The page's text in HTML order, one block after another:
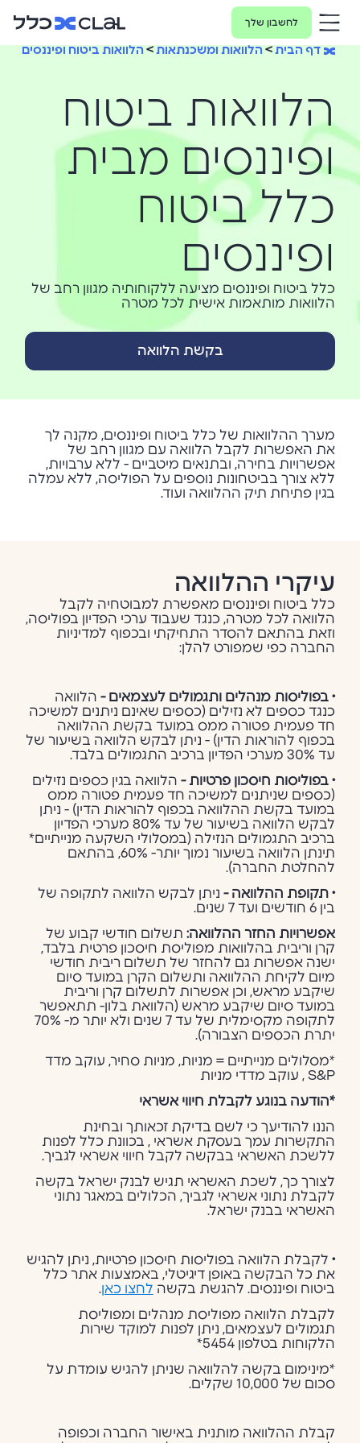
לחשבון שלך
דף הבית> הלוואות ומשכנתאות> הלוואות ביטוח ופיננסים
הלוואות ביטוח
ופיננסים מבית
כלל ביטוח
ופיננסים
כלל ביטוח ופיננסים מציעה ללקוחותיה מגוון רחב של
הלוואות מותאמות אישית לכל מטרה
בקשת הלוואה
מערך ההלוואות של כלל ביטוח ופיננסים, מקנה לך
את האפשרות לקבל הלוואה עם מגוון רחב של
אפשרויות בחירה, ובתנאים מיטביים - ללא ערבויות,
ללא צורך בביטחונות נוספים על הפוליסה, ללא עמלה
בגין פתיחת תיק ההלוואה ועוד.
עיקרי ההלוואה
כלל ביטוח ופיננסים מאפשרת למבוטחיה לקבל
הלוואה לכל מטרה, כנגד שעבוד ערכי הפדיון בפוליסה,
וזאת בהתאם להסדר התחיקתי ובכפוף למדיניות
החברה כפי שמפורט להלן:
• בפוליסות מנהלים ותגמולים לעצמאים - הלוואה
כנגד כספים לא נזילים (כספים שאינם ניתנים למשיכה
חד פעמית פטורה ממס במועד בקשת ההלוואה
בכפוף להוראות הדין) - ניתן לבקש הלוואה בשיעור של
עד 30% מערכי הפדיון ברכיב התגמולים בלבד.
• בפוליסות חיסכון פרטיות - הלוואה בגין כספים נזילים
(כספים שניתנים למשיכה חד פעמית פטורה ממס
במועד בקשת ההלוואה בכפוף להוראות הדין) - ניתן
לבקש הלוואה בשיעור של עד 80% מערכי הפדיון
ברכיב התגמולים הנזילה (במסלולי השקעה מנייתיים*
תינתן הלוואה בשיעור נמוך יותר- 60%, בהתאם
להחלטת החברה).
• תקופת ההלוואה - ניתן לבקש הלוואה לתקופה של
בין 6 חודשים ועד 7 שנים.
אפשרויות החזר ההלוואה: תשלום חודשי קבוע של
קרן וריבית בהלוואות מפוליסת חיסכון פרטית בלבד,
ישנה אפשרות גם להחזר של תשלום ריבית חודשי
מיום לקיחת ההלוואה ותשלום הקרן במועד סיום
שיקבע מראש, וכן אפשרות לתשלום קרן וריבית
במועד סיום שיקבע מראש (הלוואת בלון- תתאפשר
לתקופה מקסימלית של עד 7 שנים ולא יותר מ- 70%
יתרת הכספים הצבורה).
*מסלולים מנייתיים = מניות, מניות סחיר, עוקב מדד
S&P , עוקב מדדי מניות
*הודעה בנוגע לקבלת חיווי אשראי
הננו להודיעך כי לשם בדיקת זכאותך ובחינת
התקשרות עמך בעסקת אשראי , בכוונת כלל לפנות
ללשכת האשראי בבקשה לקבל חיווי אשראי לגביך.
לצורך כך, לשכת האשראי תגיש לבנק ישראל בקשה
לקבלת נתוני אשראי לגביך, הכלולים במאגר נתוני
האשראי בבנק ישראל.
• לקבלת הלוואה בפוליסות חיסכון פרטיות, ניתן להגיש
את כל הבקשה באופן דיגיטלי, באמצעות אתר כלל
ביטוח ופיננסים. להגשת בקשה לחצו כאן.
לקבלת הלוואה מפוליסת מנהלים ומפוליסת
תגמולים לעצמאים, ניתן לפנות למוקד שירות
הלקוחות בטלפון 5454*
*מינימום בקשה להלוואה שניתן להגיש עומדת על
סכום של 10,000 שקלים.
קבלת ההלוואה מותנית באישור החברה וכפופה